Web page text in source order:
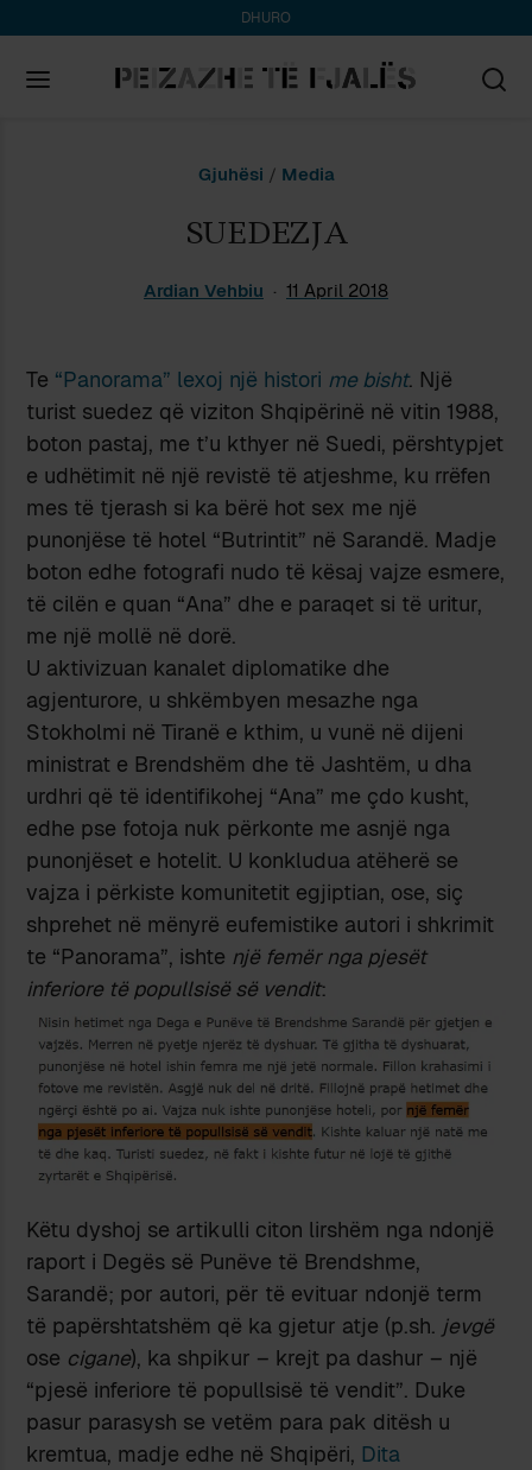
DHURO
Gjuhësi / Media
SUEDEZJA
Ardian Vehbiu 11 April 2018
Te “Panorama” lexoj një histori me bisht. Një
turist suedez që viziton Shqipërinë në vitin 1988,
boton pastaj, me t’u kthyer në Suedi, përshtypjet
e udhëtimit në një revistë të atjeshme, ku rrëfen
mes të tjerash si ka bërë hot sex me një
punonjëse të hotel “Butrintit” në Sarandë. Madje
boton edhe fotografi nudo të kësaj vajze esmere,
të cilën e quan “Ana” dhe e paraqet si të uritur,
me një mollë në dorë.
U aktivizuan kanalet diplomatike dhe
agjenturore, u shkëmbyen mesazhe nga
Stokholmi në Tiranë e kthim, u vunë në dijeni
ministrat e Brendshëm dhe të Jashtëm, u dha
urdhri që të identifikohej “Ana” me çdo kusht,
edhe pse fotoja nuk përkonte me asnjë nga
punonjëset e hotelit. U konkludua atëherë se
vajza i përkiste komunitetit egjiptian, ose, siç
shprehet në mënyrë eufemistike autori i shkrimit
te “Panorama”, ishte një femër nga pjesët
inferiore të popullsisë së vendit:
Këtu dyshoj se artikulli citon lirshëm nga ndonjë
raport i Degës së Punëve të Brendshme,
Sarandë; por autori, për të evituar ndonjë term
të papërshtatshëm që ka gjetur atje (p.sh. jevgë
ose cigane), ka shpikur – krejt pa dashur – një
“pjesë inferiore të popullsisë të vendit”. Duke
pasur parasysh se vetëm para pak ditësh u
kremtua, madje edhe në Shqipëri, Dita